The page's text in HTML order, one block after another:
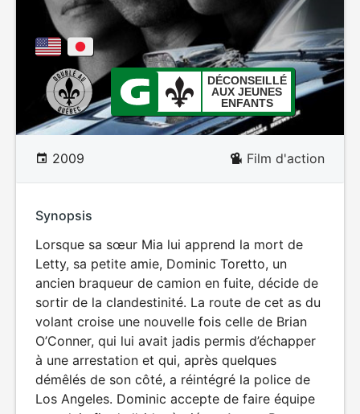
DÉCONSEILLÉ
AUX JEUNES
ENFANTS
2009 Film d'action
Synopsis
Lorsque sa sœur Mia lui apprend la mort de
Letty, sa petite amie, Dominic Toretto, un
ancien braqueur de camion en fuite, décide de
sortir de la clandestinité. La route de cet as du
volant croise une nouvelle fois celle de Brian
O’Conner, qui lui avait jadis permis d’échapper
à une arrestation et qui, après quelques
démêlés de son côté, a réintégré la police de
Los Angeles. Dominic accepte de faire équipe